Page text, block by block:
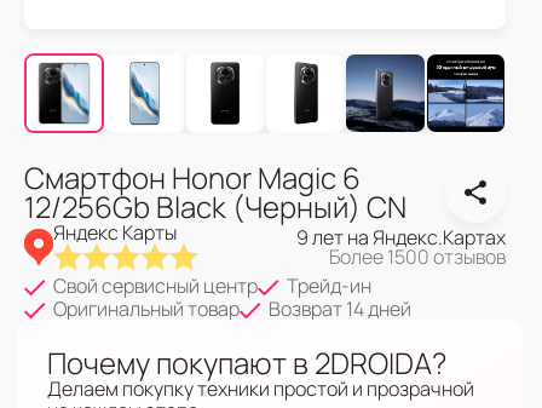
Смартфон Honor Magic 6
12/256Gb Black (Черный) CN
Яндекс Карты 9 лет на Яндекс.Картах
Более 1500 отзывов
Свой сервисный центр
Трейд-ин
Оригинальный товар
Возврат 14 дней
Почему покупают в 2DROIDA?
Делаем покупку техники простой и прозрачной